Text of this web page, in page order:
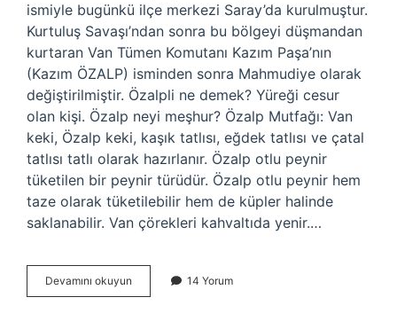
ismiyle bugünkü ilçe merkezi Saray’da kurulmuştur.
Kurtuluş Savaşı’ndan sonra bu bölgeyi düşmandan
kurtaran Van Tümen Komutanı Kazım Paşa’nın
(Kazım ÖZALP) isminden sonra Mahmudiye olarak
değiştirilmiştir. Özalpli ne demek? Yüreği cesur
olan kişi. Özalp neyi meşhur? Özalp Mutfağı: Van
keki, Özalp keki, kaşık tatlısı, eğdek tatlısı ve çatal
tatlısı tatlı olarak hazırlanır. Özalp otlu peynir
tüketilen bir peynir türüdür. Özalp otlu peynir hem
taze olarak tüketilebilir hem de küpler halinde
saklanabilir. Van çörekleri kahvaltıda yenir.…
Devamını okuyun
Ne
14 Yorum